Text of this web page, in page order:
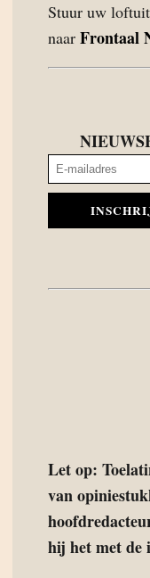
Stuur uw
naar Frontaal
Let op:
van
hij het met de